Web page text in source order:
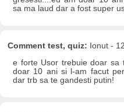
sa ma laud dar a fost super
Comment test, quiz: Ionut -
e forte Usor trebuie doar sa
doar 10 ani si l-am facut
dar trb sa te gandesti putin!